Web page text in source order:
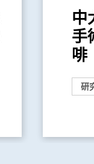
中
手
研